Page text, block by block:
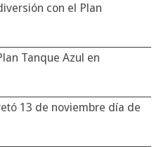
con el Plan
Tanque Azul en
13 de noviembre día de